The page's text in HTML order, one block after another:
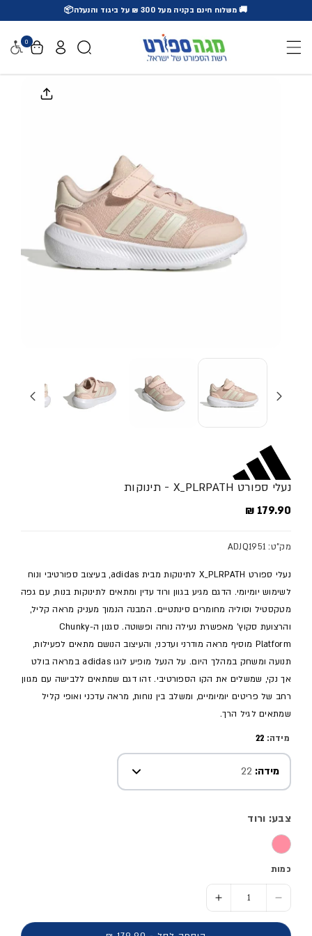
🚚 משלוח חינם בקניה מעל 300 ₪ על ביגוד והנעלה📦
0
נעלי ספורט X_PLRPATH - תינוקות
מחיר מלא
179.90 ₪
מק"ט: ADJQ1951
נעלי ספורט X_PLRPATH לתינוקות מבית adidas, בעיצוב ספורטיבי ונוח
לשימוש יומיומי. הדגם מגיע בגוון ורוד עדין ומתאים לתינוקות בנות, עם גפה
מטקסטיל וסוליה מחומרים סינתטיים. המבנה הנמוך מעניק מראה קליל,
והרצועת סקוץ' מאפשרת נעילה נוחה ופשוטה. סגנון ה-Chunky
Platform מוסיף מראה מודרני ועדכני, והעיצוב הנושם מתאים לפעילות,
תנועה ומשחק במהלך היום. על הנעל מופיע לוגו adidas במראה בולט
אך נקי, שמשלים את הקו הספורטיבי. זהו דגם שמתאים ללבישה עם מגוון
רחב של פריטים יומיומיים, ומשלב בין נוחות, מראה עדכני ואופי קליל
שמתאים לגיל הרך.
מידה: 22
מידה: 22
צבע: ורוד
כמות
הסר כמות ל- נעלי ספורט X_PLRPATH - תינוקותהוסף כמות ל- נעלי ספורט X_PLRPATH - תינוקות